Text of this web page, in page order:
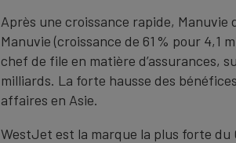
Après une croissance rapide, Manuvie
Manuvie (croissance de 61 % pour 4,1
chef de file en matière d’assurances,
milliards. La forte hausse des
affaires en Asie.
WestJet est la marque la plus forte du